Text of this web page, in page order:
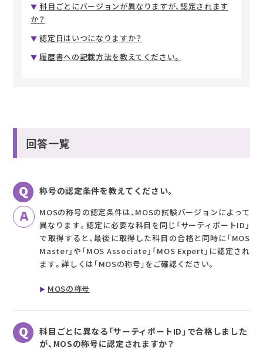
科目ごとにバージョンが異なりますが、認定されます
か？
認定日はいつになりますか？
履歴書への記載方法を教えてください。
回答一覧
称号の認定条件を教えてください。
MOSの称号の認定条件は、MOSの試験バージョンによって
異なります。認定に必要な科目を同じ「サーティポートID」
で取得すると、最後に取得した科目の合格と同時に「MOS
Master」や「MOS Associate」「MOS Expert」に認定され
ます。詳しくは｢MOSの称号｣をご確認ください。
MOSの称号
科目ごとに異なる「サーティポートID」で合格しました
が、MOSの称号に認定されますか？